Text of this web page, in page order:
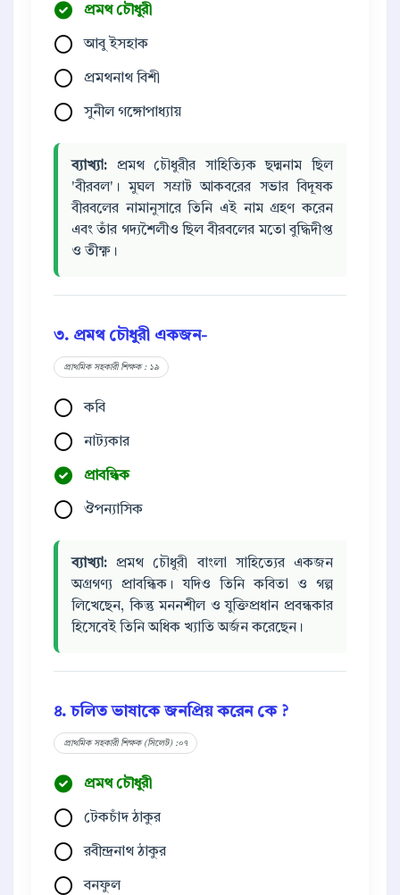
প্রমথ চৌধুরী
আবু ইসহাক
প্রমথনাথ বিশী
সুনীল গঙ্গোপাধ্যায়
ব্যাখ্যা: প্রমথ চৌধুরীর সাহিত্যিক ছদ্মনাম ছিল
'বীরবল'। মুঘল সম্রাট আকবরের সভার বিদূষক
বীরবলের নামানুসারে তিনি এই নাম গ্রহণ করেন
এবং তাঁর গদ্যশৈলীও ছিল বীরবলের মতো বুদ্ধিদীপ্ত
ও তীক্ষ্ণ।
৩. প্রমথ চৌধুরী একজন-
প্রাথমিক সহকারী শিক্ষক : ১৯
কবি
নাট্যকার
প্রাবন্ধিক
ঔপন্যাসিক
ব্যাখ্যা: প্রমথ চৌধুরী বাংলা সাহিত্যের একজন
অগ্রগণ্য প্রাবন্ধিক। যদিও তিনি কবিতা ও গল্প
লিখেছেন, কিন্তু মননশীল ও যুক্তিপ্রধান প্রবন্ধকার
হিসেবেই তিনি অধিক খ্যাতি অর্জন করেছেন।
৪. চলিত ভাষাকে জনপ্রিয় করেন কে ?
প্রাথমিক সহকারী শিক্ষক (সিলেট) :০৭
প্রমথ চৌধুরী
টেকচাঁদ ঠাকুর
রবীন্দ্রনাথ ঠাকুর
বনফুল